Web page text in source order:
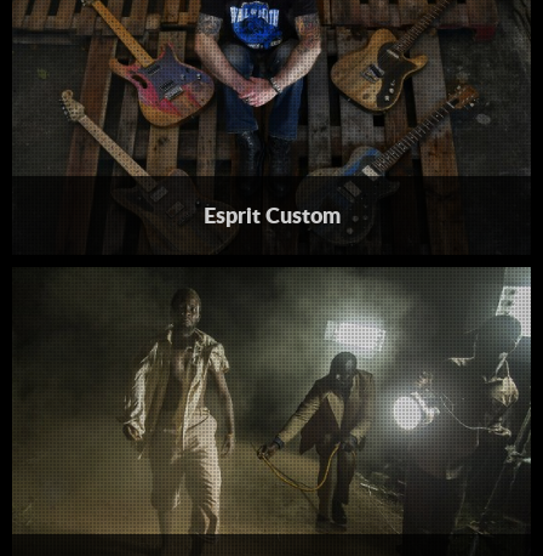
Esprit Custom